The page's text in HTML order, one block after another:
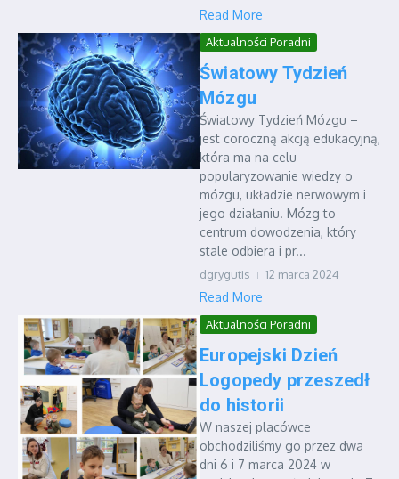
Read More
Aktualności Poradni
Światowy Tydzień
Mózgu
Światowy Tydzień Mózgu –
jest coroczną akcją edukacyjną,
która ma na celu
popularyzowanie wiedzy o
mózgu, układzie nerwowym i
jego działaniu. Mózg to
centrum dowodzenia, który
stale odbiera i pr...
dgrygutis 12 marca 2024
Read More
Aktualności Poradni
Europejski Dzień
Logopedy przeszedł
do historii
W naszej placówce
obchodziliśmy go przez dwa
dni 6 i 7 marca 2024 w